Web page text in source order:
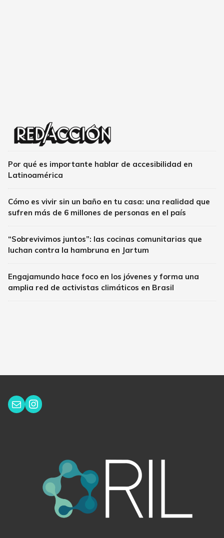
Por qué es importante hablar de accesibilidad en
Latinoamérica
Cómo es vivir sin un baño en tu casa: una realidad que
sufren más de 6 millones de personas en el país
“Sobrevivimos juntos”: las cocinas comunitarias que
luchan contra la hambruna en Jartum
Engajamundo hace foco en los jóvenes y forma una
amplia red de activistas climáticos en Brasil
Correo electrónico
Instagram